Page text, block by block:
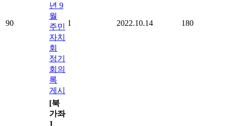
90
년 9
월
주민
자치
회
정기
회의
록
게시
1 2022.10.14 180
[북
가좌
1